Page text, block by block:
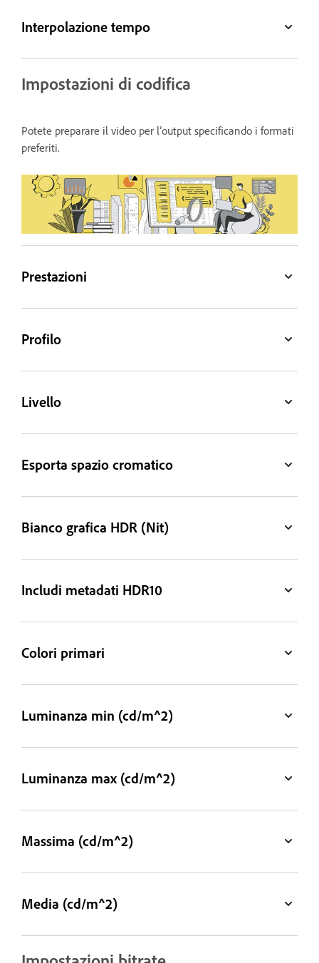
Interpolazione tempo
Impostazioni di codifica
Potete preparare il video per l’output specificando i formati
preferiti.
Prestazioni
Profilo
Livello
Esporta spazio cromatico
Bianco grafica HDR (Nit)
Includi metadati HDR10
Colori primari
Luminanza min (cd/m^2)
Luminanza max (cd/m^2)
Massima (cd/m^2)
Media (cd/m^2)